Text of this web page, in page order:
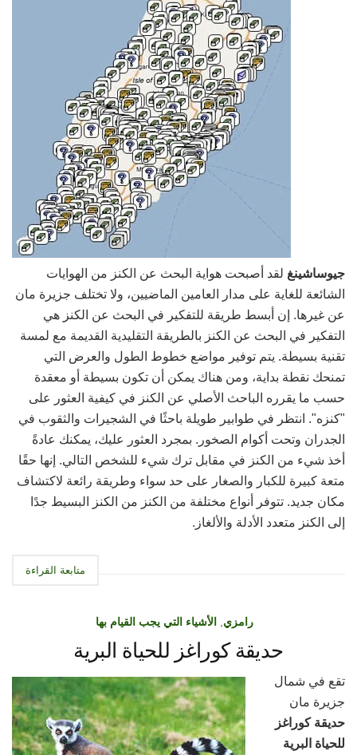
جيوساشينغ لقد أصبحت هواية البحث عن الكنز من الهوايات
الشائعة للغاية على مدار العامين الماضيين، ولا تختلف جزيرة مان
عن غيرها. إن أبسط طريقة للتفكير في البحث عن الكنز هي
التفكير في البحث عن الكنز بالطريقة التقليدية القديمة مع لمسة
تقنية بسيطة. يتم توفير مواضع خطوط الطول والعرض التي
تمنحك نقطة بداية، ومن هناك يمكن أن تكون بسيطة أو معقدة
حسب ما يقرره الباحث الأصلي عن الكنز في كيفية العثور على
"كنزه". انتظر في طوابير طويلة باحثًا في الشجيرات والثقوب في
الجدران وتحت أكوام الصخور. بمجرد العثور عليك، يمكنك عادةً
أخذ شيء من الكنز في مقابل ترك شيء للشخص التالي. إنها حقًا
متعة كبيرة للكبار والصغار على حد سواء وطريقة رائعة لاكتشاف
مكان جديد. تتوفر أنواع مختلفة من الكنز من الكنز البسيط جدًا
إلى الكنز متعدد الأدلة والألغاز.
متابعة القراءة
رامزي الأشياء التي يجب القيام بها
حديقة كوراغز للحياة البرية
تقع في شمال
جزيرة مان
حديقة كوراغز
للحياة البرية